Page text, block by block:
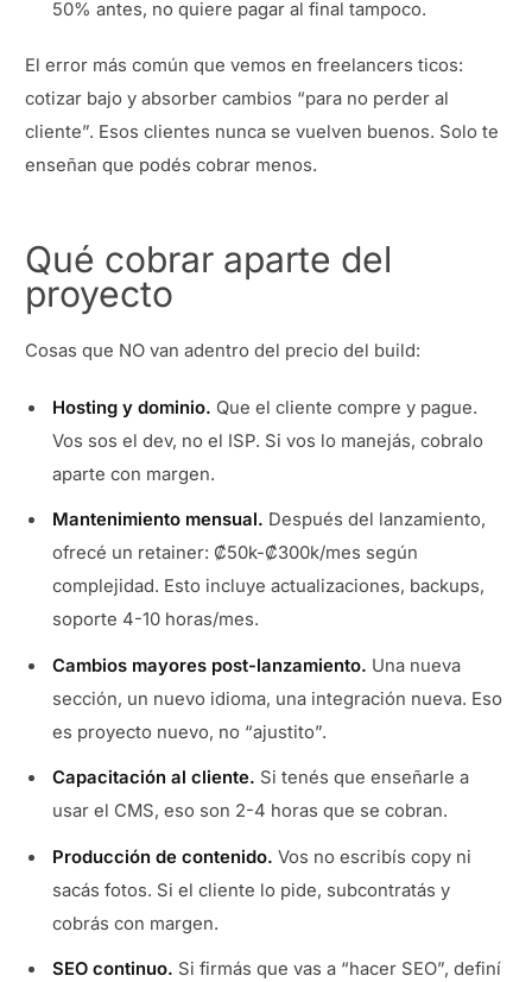
50% antes, no quiere pagar al final tampoco.
El error más común que vemos en freelancers ticos:
cotizar bajo y absorber cambios “para no perder al
cliente”. Esos clientes nunca se vuelven buenos. Solo te
enseñan que podés cobrar menos.
Qué cobrar aparte del
proyecto
Cosas que NO van adentro del precio del build:
Hosting y dominio. Que el cliente compre y pague.
Vos sos el dev, no el ISP. Si vos lo manejás, cobralo
aparte con margen.
Mantenimiento mensual. Después del lanzamiento,
ofrecé un retainer: ₡50k-₡300k/mes según
complejidad. Esto incluye actualizaciones, backups,
soporte 4-10 horas/mes.
Cambios mayores post-lanzamiento. Una nueva
sección, un nuevo idioma, una integración nueva. Eso
es proyecto nuevo, no “ajustito”.
Capacitación al cliente. Si tenés que enseñarle a
usar el CMS, eso son 2-4 horas que se cobran.
Producción de contenido. Vos no escribís copy ni
sacás fotos. Si el cliente lo pide, subcontratás y
cobrás con margen.
SEO continuo. Si firmás que vas a “hacer SEO”, definí